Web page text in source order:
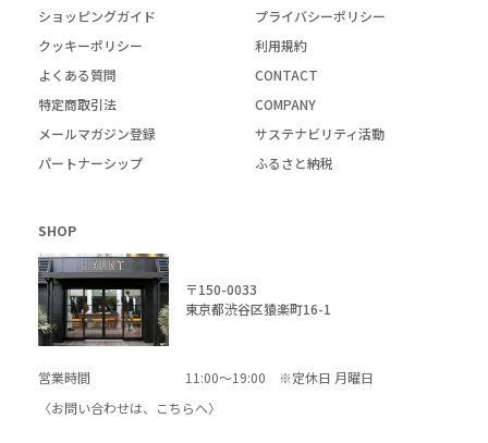
ショッピングガイド
プライバシーポリシー
クッキーポリシー
利用規約
よくある質問
CONTACT
特定商取引法
COMPANY
メールマガジン登録
サステナビリティ活動
パートナーシップ
ふるさと納税
SHOP
〒150-0033
東京都渋谷区猿楽町16-1
営業時間
11:00～19:00 ※定休日 月曜日
〈お問い合わせは、
こちらへ〉